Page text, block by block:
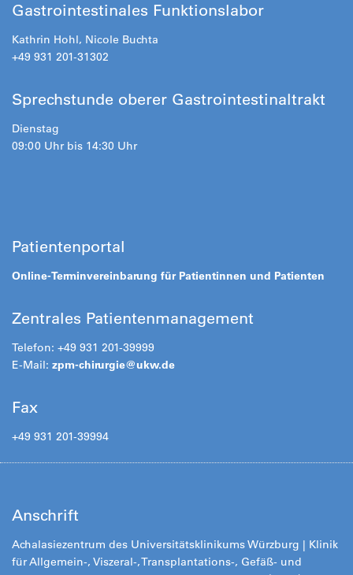
Gastrointestinales Funktionslabor
Kathrin Hohl, Nicole Buchta
+49 931 201-31302
Sprechstunde oberer Gastrointestinaltrakt
Dienstag
09:00 Uhr bis 14:30 Uhr
Patientenportal
Online-Terminvereinbarung für Patientinnen und Patienten
Zentrales Patientenmanagement
Telefon: +49 931 201-39999
E-Mail: zpm-chirurgie@ukw.de
Fax
+49 931 201-39994
Anschrift
Achalasiezentrum des Universitätsklinikums Würzburg | Klinik
für Allgemein-, Viszeral-, Transplantations-, Gefäß- und